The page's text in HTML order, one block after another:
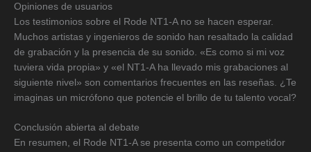
Opiniones de usuarios
Los testimonios sobre el Rode NT1-A no se hacen esperar.
Muchos artistas y ingenieros de sonido han resaltado la calidad
de grabación y la presencia de su sonido. «Es como si mi voz
tuviera vida propia» y «el NT1-A ha llevado mis grabaciones al
siguiente nivel» son comentarios frecuentes en las reseñas. ¿Te
imaginas un micrófono que potencie el brillo de tu talento vocal?
Conclusión abierta al debate
En resumen, el Rode NT1-A se presenta como un competidor